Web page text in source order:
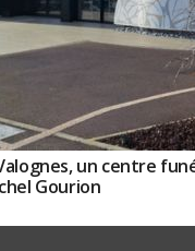
un centre
Gourion